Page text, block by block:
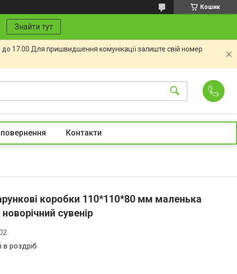
Кошик
Знайти тут
17.00 Для пришвидшення комунікації залиште свій номер
Контакти
коробки 110*110*80 мм маленька
сувенір
в роздріб